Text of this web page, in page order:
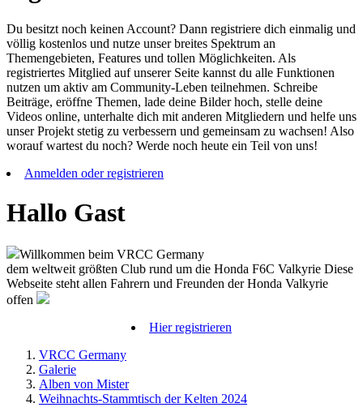
Du besitzt noch keinen Account? Dann registriere dich einmalig und
völlig kostenlos und nutze unser breites Spektrum an
Themengebieten, Features und tollen Möglichkeiten. Als
registriertes Mitglied auf unserer Seite kannst du alle Funktionen
nutzen um aktiv am Community-Leben teilnehmen. Schreibe
Beiträge, eröffne Themen, lade deine Bilder hoch, stelle deine
Videos online, unterhalte dich mit anderen Mitgliedern und helfe uns
unser Projekt stetig zu verbessern und gemeinsam zu wachsen! Also
worauf wartest du noch? Werde noch heute ein Teil von uns!
Anmelden oder registrieren
Hallo Gast
Willkommen beim VRCC Germany
dem weltweit größten Club rund um die Honda F6C Valkyrie Diese
Webseite steht allen Fahrern und Freunden der Honda Valkyrie
offen
Hier registrieren
VRCC Germany
Galerie
Alben von Mister
Weihnachts-Stammtisch der Kelten 2024